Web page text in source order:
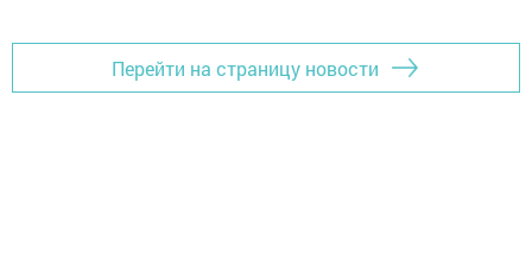
Перейти на страницу новости